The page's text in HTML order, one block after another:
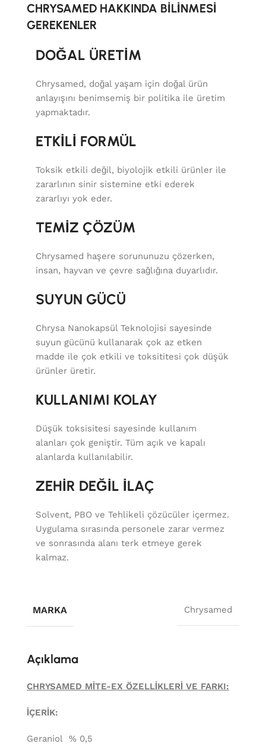
CHRYSAMED HAKKINDA BİLİNMESİ
GEREKENLER
DOĞAL ÜRETİM
Chrysamed, doğal yaşam için doğal ürün
anlayışını benimsemiş bir politika ile üretim
yapmaktadır.
ETKİLİ FORMÜL
Toksik etkili değil, biyolojik etkili ürünler ile
zararlının sinir sistemine etki ederek
zararlıyı yok eder.
TEMİZ ÇÖZÜM
Chrysamed haşere sorununuzu çözerken,
insan, hayvan ve çevre sağlığına duyarlıdır.
SUYUN GÜCÜ
Chrysa Nanokapsül Teknolojisi sayesinde
suyun gücünü kullanarak çok az etken
madde ile çok etkili ve toksititesi çok düşük
ürünler üretir.
KULLANIMI KOLAY
Düşük toksisitesi sayesinde kullanım
alanları çok geniştir. Tüm açık ve kapalı
alanlarda kullanılabilir.
ZEHİR DEĞİL İLAÇ
Solvent, PBO ve Tehlikeli çözücüler içermez.
Uygulama sırasında personele zarar vermez
ve sonrasında alanı terk etmeye gerek
kalmaz.
MARKA Chrysamed
Açıklama
CHRYSAMED MİTE-EX ÖZELLİKLERİ VE FARKI:
İÇERİK:
Geraniol % 0,5